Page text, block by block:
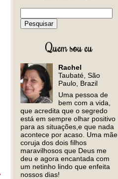
Quem sou eu
Rachel
Taubaté, São
Paulo, Brazil
Uma pessoa de
bem com a vida,
que acredita que o segredo
está em sempre olhar positivo
para as situações,e que nada
acontece por acaso. Uma mãe
coruja dos dois filhos
maravilhosos que Deus me
deu e agora encantada com
um netinho lindo que enfeita
nossos dias!